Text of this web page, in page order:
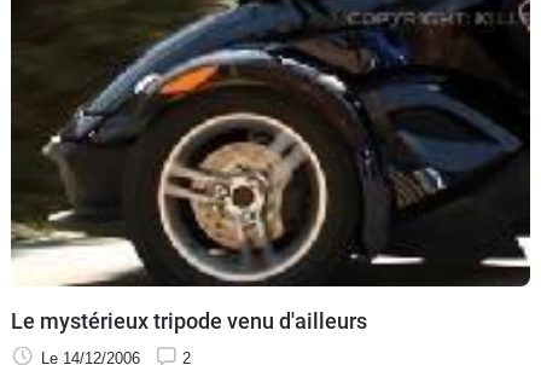
Le mystérieux tripode venu d'ailleurs
Le 14/12/2006 2